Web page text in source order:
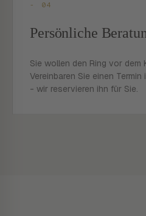
- 04
Persönliche
Sie wollen den Ring vor dem
Vereinbaren Sie einen
- wir reservieren ihn für Sie.